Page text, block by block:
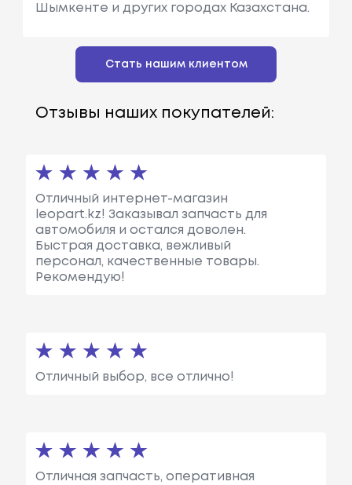
Шымкенте и других городах Казахстана.
Стать нашим клиентом
Отзывы наших покупателей:
Отличный интернет-магазин
leopart.kz! Заказывал запчасть для
автомобиля и остался доволен.
Быстрая доставка, вежливый
персонал, качественные товары.
Рекомендую!
Отличный выбор, все отлично!
Отличная запчасть, оперативная